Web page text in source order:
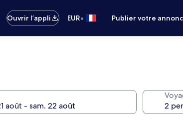
Ouvrir l’appli
EUR• Publier votre